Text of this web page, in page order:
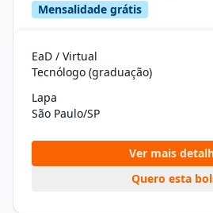
Mensalidade grátis
EaD / Virtual
Tecnólogo (graduação)
Lapa
São Paulo/SP
Ver mais
Quero esta